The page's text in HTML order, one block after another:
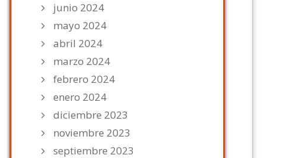
junio 2024
mayo 2024
abril 2024
marzo 2024
febrero 2024
enero 2024
diciembre 2023
noviembre 2023
septiembre 2023